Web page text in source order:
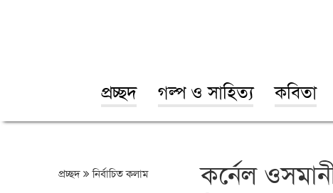
প্রচ্ছদ গল্প ও সাহিত্য কবিতা
প্রচ্ছদ নির্বাচিত কলাম
কর্নেল